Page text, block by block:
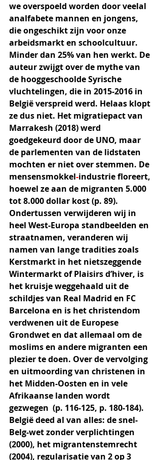
we overspoeld worden door veelal
analfabete mannen en jongens,
die ongeschikt zijn voor onze
arbeidsmarkt en schoolcultuur.
Minder dan 25% van hen werkt. De
auteur zwijgt over de mythe van
de hooggeschoolde Syrische
vluchtelingen, die in 2015-2016 in
België verspreid werd. Helaas klopt
ze dus niet. Het migratiepact van
Marrakesh (2018) werd
goedgekeurd door de UNO, maar
de parlementen van de lidstaten
mochten er niet over stemmen. De
mensensmokkel-industrie floreert,
hoewel ze aan de migranten 5.000
tot 8.000 dollar kost (p. 89).
Ondertussen verwijderen wij in
heel West-Europa standbeelden en
straatnamen, veranderen wij
namen van lange tradities zoals
Kerstmarkt in het nietszeggende
Wintermarkt of Plaisirs d’hiver, is
het kruisje weggehaald uit de
schildjes van Real Madrid en FC
Barcelona en is het christendom
verdwenen uit de Europese
Grondwet en dat allemaal om de
moslims en andere migranten een
plezier te doen. Over de vervolging
en uitmoording van christenen in
het Midden-Oosten en in vele
Afrikaanse landen wordt
gezwegen  (p. 116-125, p. 180-184).
België deed al van alles: de snel-
Belg-wet zonder verplichtingen
(2000), het migrantenstemrecht
(2004), regularisatie van 2 op 3